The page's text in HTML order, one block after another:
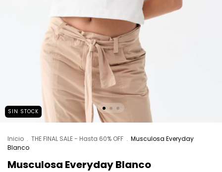
SIN STOCK
Inicio . THE FINAL SALE - Hasta 60% OFF . Musculosa Everyday
Blanco
Musculosa Everyday Blanco